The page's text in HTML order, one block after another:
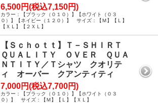
6,500円(税込7,150円)
カラー：【ブラック（０１０）】【ホワイト（０３
０）】【ネイビー（１２０）】 サイズ：【Ｍ】【Ｌ】
【ＸＬ】【２ＸＬ】
【Ｓｃｈｏｔｔ】Ｔ－ＳＨＩＲＴ
ＱＵＡＬＩＴＹ ＯＶＥＲ ＱＵＡ
ＮＴＩＴＹ／Ｔシャツ クオリテ
ィ オーバー クアンティティ
7,000円(税込7,700円)
カラー：【ブラック（０１０）】【ホワイト（０３
０）】 サイズ：【Ｍ】【Ｌ】【ＸＬ】